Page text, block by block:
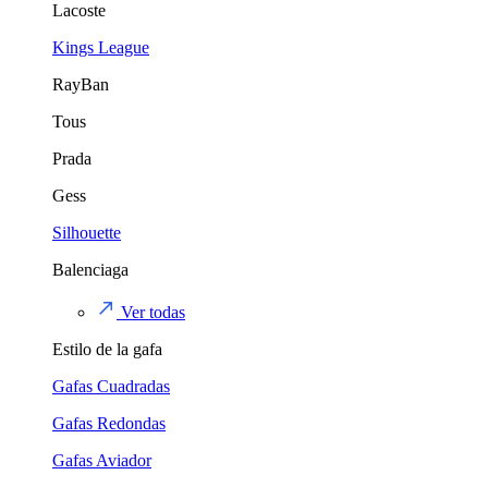
Lacoste
Kings League
RayBan
Tous
Prada
Gess
Silhouette
Balenciaga
Ver todas
Estilo de la gafa
Gafas Cuadradas
Gafas Redondas
Gafas Aviador